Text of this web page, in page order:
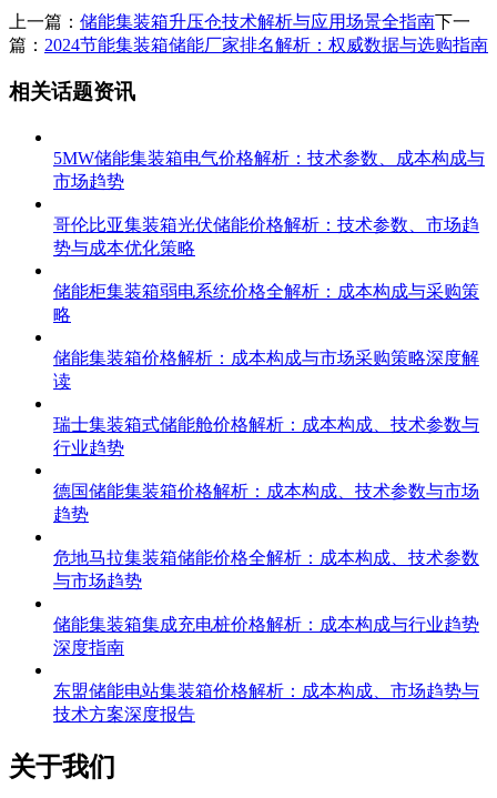
上一篇： 储能集装箱升压仓技术解析与应用场景全指南下一
篇： 2024节能集装箱储能厂家排名解析：权威数据与选购指南
相关话题资讯
5MW储能集装箱电气价格解析：技术参数、成本构成与
市场趋势
哥伦比亚集装箱光伏储能价格解析：技术参数、市场趋
势与成本优化策略
储能柜集装箱弱电系统价格全解析：成本构成与采购策
略
储能集装箱价格解析：成本构成与市场采购策略深度解
读
瑞士集装箱式储能舱价格解析：成本构成、技术参数与
行业趋势
德国储能集装箱价格解析：成本构成、技术参数与市场
趋势
危地马拉集装箱储能价格全解析：成本构成、技术参数
与市场趋势
储能集装箱集成充电桩价格解析：成本构成与行业趋势
深度指南
东盟储能电站集装箱价格解析：成本构成、市场趋势与
技术方案深度报告
关于我们